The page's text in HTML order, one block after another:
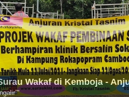
Pam Tangan di Kemboja
air